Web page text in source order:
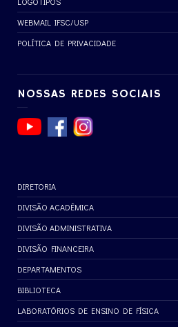
WEBMAIL IFSC/USP
POLÍTICA DE PRIVACIDADE
NOSSAS REDES SOCIAIS
DIRETORIA
DIVISÃO ACADÊMICA
DIVISÃO ADMINISTRATIVA
DIVISÃO FINANCEIRA
DEPARTAMENTOS
BIBLIOTECA
LABORATÓRIOS DE ENSINO DE FÍSICA